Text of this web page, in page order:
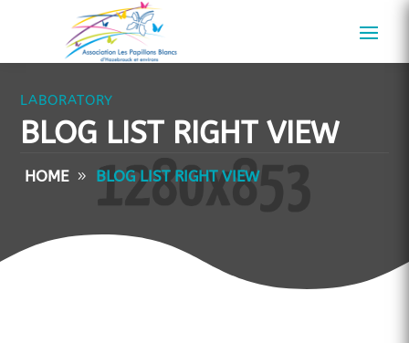
LABORATORY
BLOG LIST RIGHT VIEW
HOME BLOG LIST RIGHT VIEW